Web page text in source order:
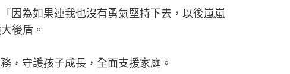
為如果連我也沒有勇氣堅持下去，以後嵐嵐
後盾。
守護孩子成長，全面支援家庭。